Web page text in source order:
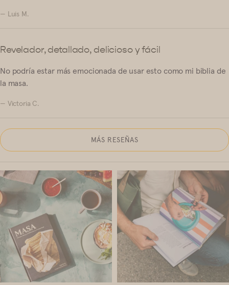
— Luis M.
Revelador, detallado, delicioso y fácil
No podría estar más emocionada de usar esto como mi biblia de
la masa.
— Victoria C.
MÁS RESEÑAS